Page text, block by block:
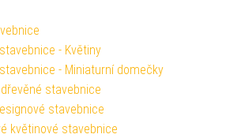
- Květiny
- Miniaturní domečky
stavebnice
stavebnice
květinové stavebnice